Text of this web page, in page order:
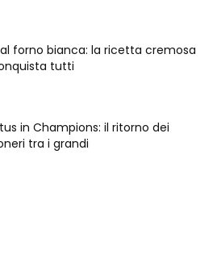
forno bianca: la ricetta cremosa
tutti
in Champions: il ritorno dei
tra i grandi